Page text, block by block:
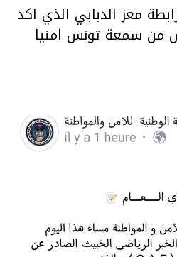
معز الدبابي الذي اكد
من سمعة تونس امنيا